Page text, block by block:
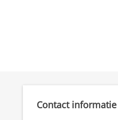
Contact informatie